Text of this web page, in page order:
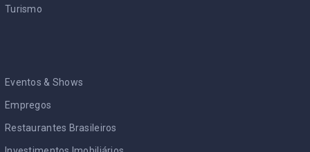
Turismo
Eventos & Shows
Empregos
Restaurantes Brasileiros